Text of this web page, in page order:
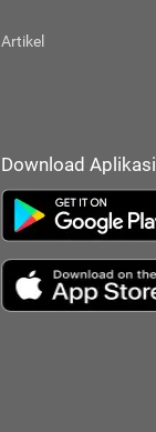
Artikel
Download